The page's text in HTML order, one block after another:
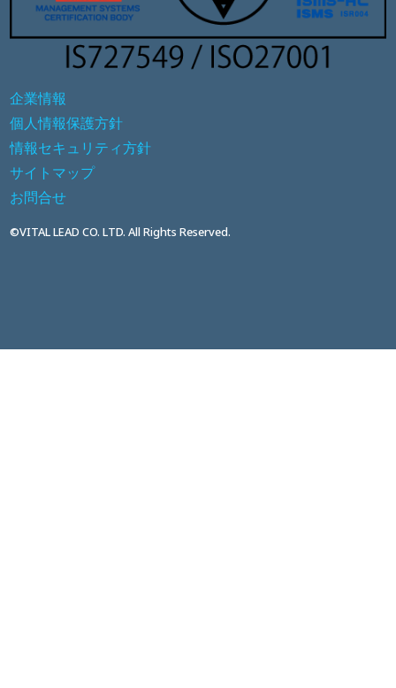
企業情報
個人情報保護方針
情報セキュリティ方針
サイトマップ
お問合せ
©VITAL LEAD CO. LTD. All Rights Reserved.